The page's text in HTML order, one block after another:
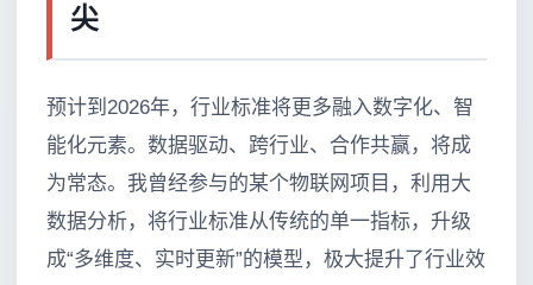
尖
预计到2026年，行业标准将更多融入数字化、智
能化元素。数据驱动、跨行业、合作共赢，将成
为常态。我曾经参与的某个物联网项目，利用大
数据分析，将行业标准从传统的单一指标，升级
成“多维度、实时更新”的模型，极大提升了行业效